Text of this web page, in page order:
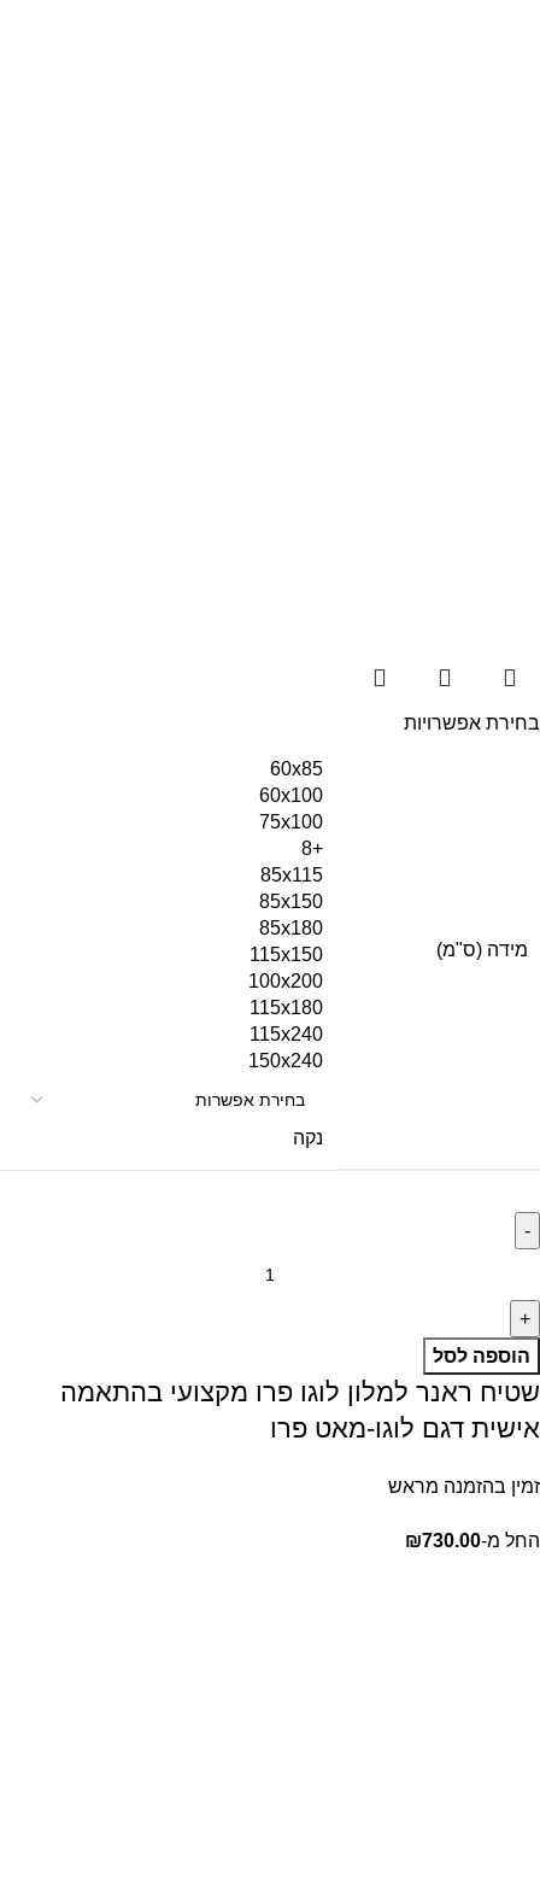
בחירת אפשרויות
מידה (ס"מ)
60x85
60x100
75x100
+8
85x115
85x150
85x180
115x150
100x200
115x180
115x240
150x240
נקה
הוספה לסל
שטיח ראנר למלון לוגו פרו מקצועי בהתאמה
אישית דגם לוגו-מאט פרו
זמין בהזמנה מראש
החל מ- ₪730.00